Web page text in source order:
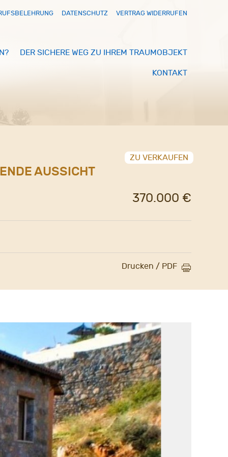
DATENSCHUTZ VERTRAG WIDERRUFEN
DER SICHERE WEG ZU IHREM TRAUMOBJEKT
KONTAKT
ZU VERKAUFEN
AUSSICHT
370.000 €
Drucken / PDF